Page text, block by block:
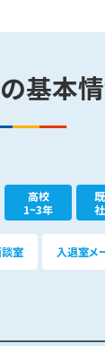
基本
高校
1~3年
室 入退室メ